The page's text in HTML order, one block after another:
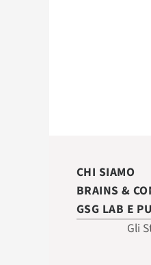
CHI SIAMO
BRAINS &
GSG LAB E
Gli